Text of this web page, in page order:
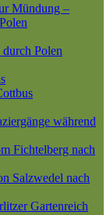
Mündung –
Polen
während
Fichtelberg nach
Salzwedel nach
Gartenreich